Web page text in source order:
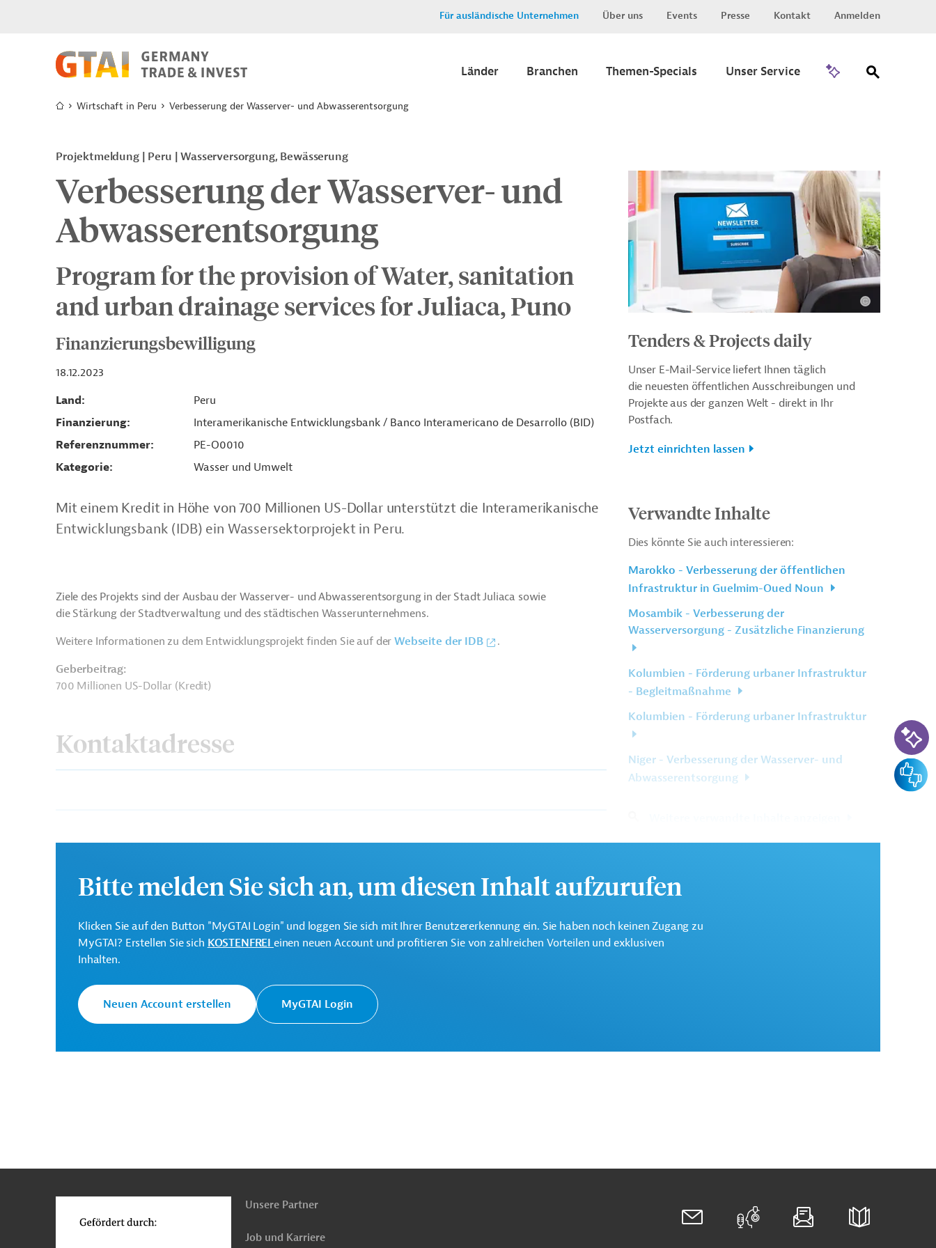
Für ausländische Unternehmen Über uns Events Presse Kontakt Anmelden
Länder Branchen Themen-Specials Unser Service
Wirtschaft in Peru Verbesserung der Wasserver- und Abwasserentsorgung
Projektmeldung Peru Wasserversorgung, Bewässerung
Verbesserung der Wasserver- und
Abwasserentsorgung
Program for the provision of Water, sanitation
and urban drainage services for Juliaca, Puno
Finanzierungsbewilligung
18.12.2023
Land
Peru
Finanzierung
Interamerikanische Entwicklungsbank / Banco Interamericano de Desarrollo (BID)
Referenznummer
PE-O0010
Kategorie
Wasser und Umwelt
Mit einem Kredit in Höhe von 700 Millionen US-Dollar unterstützt die Interamerikanische
Entwicklungsbank (IDB) ein Wassersektorprojekt in Peru.
Ziele des Projekts sind der Ausbau der Wasserver- und Abwasserentsorgung in der Stadt Juliaca sowie
die Stärkung der Stadtverwaltung und des städtischen Wasserunternehmens.
Weitere Informationen zu dem Entwicklungsprojekt finden Sie auf derWebseite der IDB
.
Geberbeitrag:
700 Millionen US-Dollar (Kredit)
Kontaktadresse
Entwicklungsbank (IDB)
Peru Wasserversorgung, Bewässerung
Abwasserentsorgung, Entwässerung
Tiefbau, Infrastrukturbau
Stadtentwicklung, Ländliche Entwicklung
Tenders & Projects daily
Unser E-Mail-Service liefert Ihnen täglich
die neuesten öffentlichen Ausschreibungen und
Projekte aus der ganzen Welt - direkt in Ihr
Postfach.
Jetzt einrichten lassen
Verwandte Inhalte
Dies könnte Sie auch interessieren:
Marokko - Verbesserung der öffentlichen
Infrastruktur in Guelmim-Oued Noun
Mosambik - Verbesserung der
Wasserversorgung - Zusätzliche Finanzierung
Kolumbien - Förderung urbaner Infrastruktur
- Begleitmaßnahme
Kolumbien - Förderung urbaner Infrastruktur
Niger - Verbesserung der Wasserver- und
Abwasserentsorgung
Bitte melden Sie sich an, um diesen Inhalt aufzurufen
Klicken Sie auf den Button "MyGTAI Login" und loggen Sie sich mit Ihrer Benutzererkennung ein. Sie haben noch keinen Zugang zu
MyGTAI? Erstellen Sie sich KOSTENFREI einen neuen Account und profitieren Sie von zahlreichen Vorteilen und exklusiven
Inhalten.
Neuen Account erstellen MyGTAI Login
oben
Unsere Partner
Job und Karriere
KI-